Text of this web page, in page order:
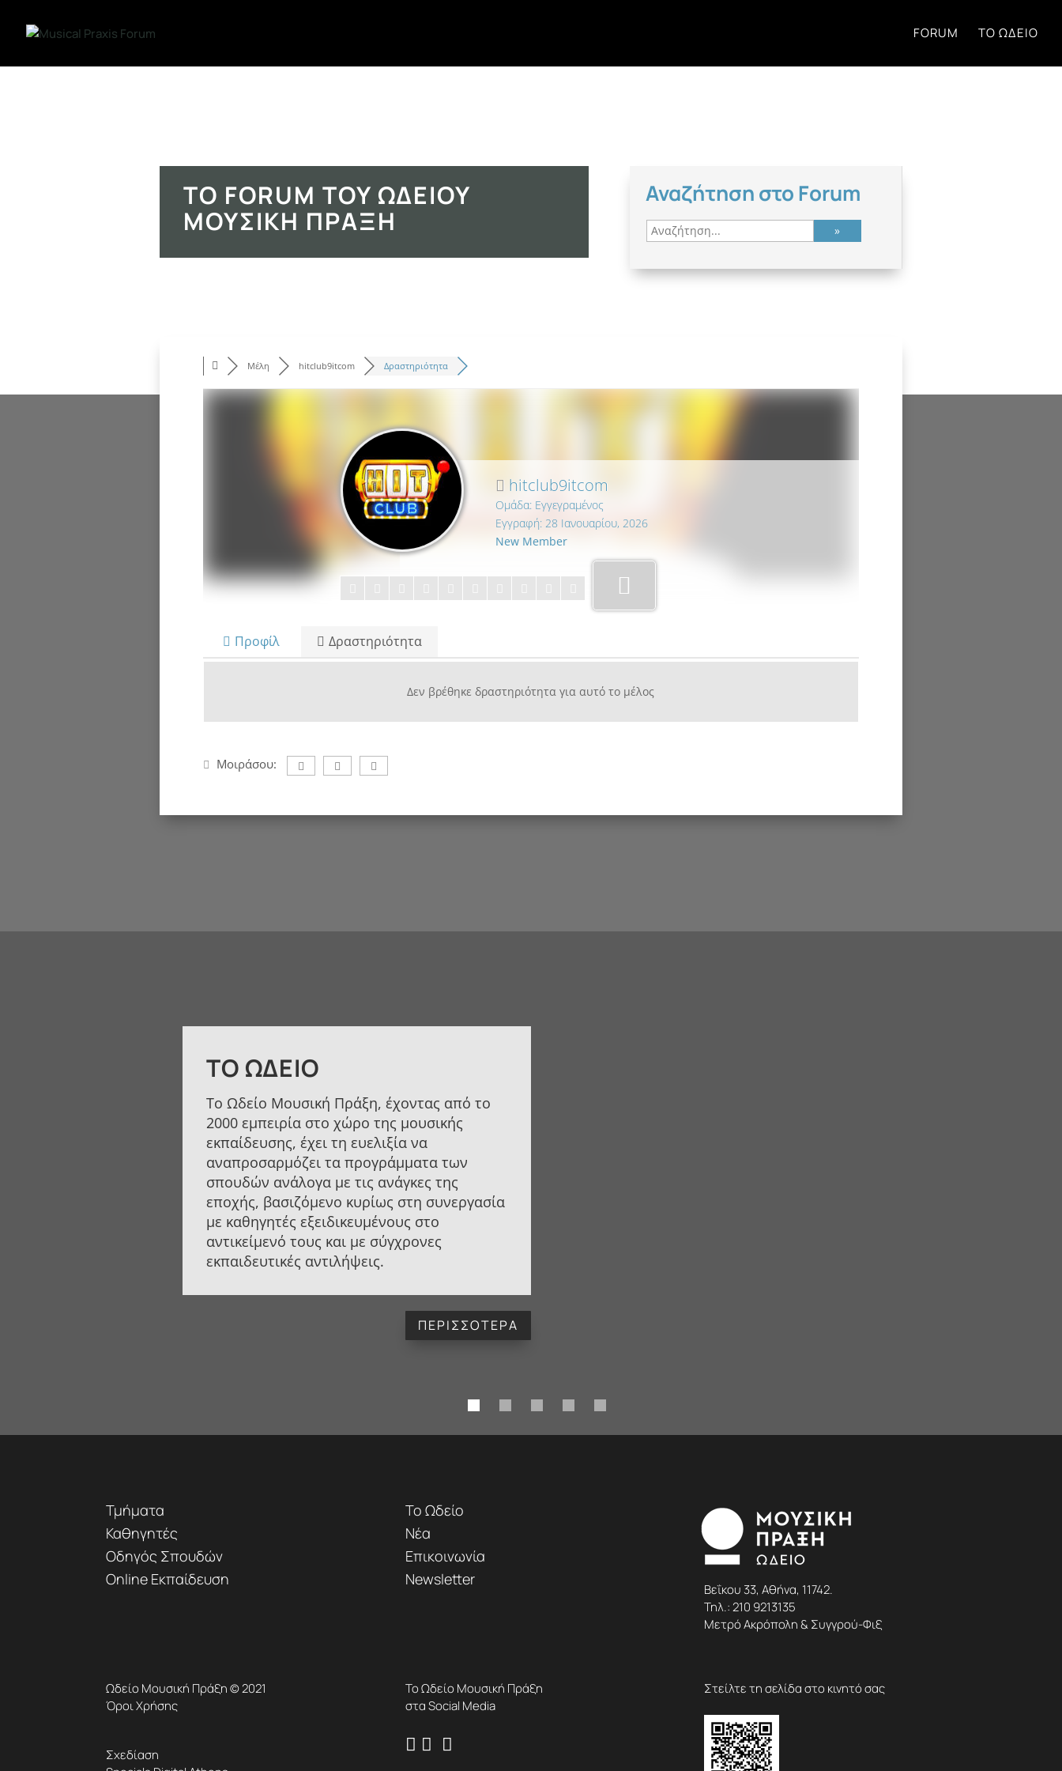
FORUM ΤΟ ΩΔΕΊΟ
ΤΟ FORUM ΤΟΥ ΩΔΕΊΟΥ
ΜΟΥΣΙΚΉ ΠΡΆΞΗ
Αναζήτηση στο Forum
Μέλη hitclub9itcom Δραστηριότητα
hitclub9itcom
Ομάδα: Εγγεγραμένος
Εγγραφή: 28 Ιανουαρίου, 2026
New Member
Προφίλ Δραστηριότητα
Δεν βρέθηκε δραστηριότητα για αυτό το μέλος
Μοιράσου:
ΤΟ ΩΔΕΊΟ
Το Ωδείο Μουσική Πράξη, έχοντας από το
2000 εμπειρία στο χώρο της μουσικής
εκπαίδευσης, έχει τη ευελιξία να
αναπροσαρμόζει τα προγράμματα των
σπουδών ανάλογα με τις ανάγκες της
εποχής, βασιζόμενο κυρίως στη συνεργασία
με καθηγητές εξειδικευμένους στο
αντικείμενό τους και με σύγχρονες
εκπαιδευτικές αντιλήψεις.
ΠΕΡΙΣΣΟΤΕΡΑ
Τμήματα
Καθηγητές
Οδηγός Σπουδών
Online Εκπαίδευση
Το Ωδείο
Νέα
Επικοινωνία
Newsletter
Βεΐκου 33, Αθήνα, 11742.
Τηλ.:210 9213135
Μετρό Ακρόπολη & Συγγρού-Φιξ
Ωδείο Μουσική Πράξη © 2021
Όροι Χρήσης
Σχεδίαση
Το Ωδείο Μουσική Πράξη
στα Social Media
  
Στείλτε τη σελίδα στο κινητό σας